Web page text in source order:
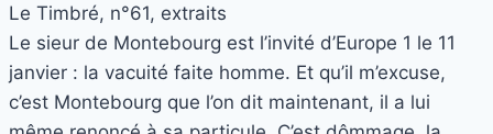
Le Timbré, n°61, extraits
Le sieur de Montebourg est l’invité d’Europe 1 le 11
janvier : la vacuité faite homme. Et qu’il m’excuse,
c’est Montebourg que l’on dit maintenant, il a lui